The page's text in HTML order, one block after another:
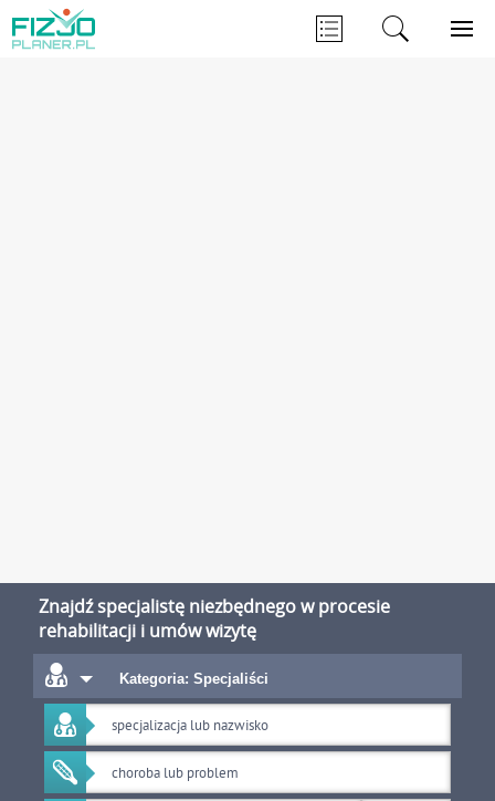
Znajdź specjalistę niezbędnego w procesie
rehabilitacji i umów wizytę
Kategoria: Specjaliści